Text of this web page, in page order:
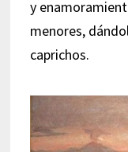
y
menores,
caprichos.